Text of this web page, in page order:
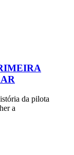
da pilota
a